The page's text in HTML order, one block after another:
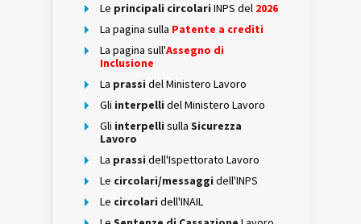
Le principali circolari INPS del 2026
La pagina sulla Patente a crediti
La pagina sull'Assegno di
Inclusione
La prassi del Ministero Lavoro
Gli interpelli del Ministero Lavoro
Gli interpelli sulla Sicurezza
Lavoro
La prassi dell'Ispettorato Lavoro
Le circolari/messaggi dell'INPS
Le circolari dell'INAIL